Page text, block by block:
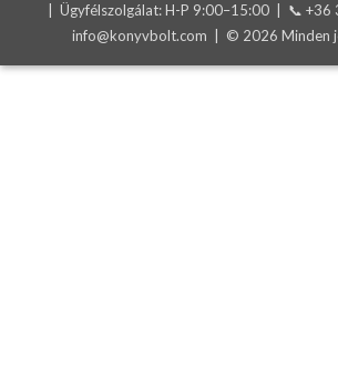
| Ügyfélszolgálat: H-P 9:00–15:00 | 📞 +36
info@konyvbolt.com | © 2026 Minden